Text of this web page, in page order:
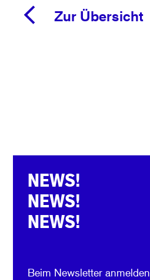
Zur Übersicht
NEWS!
NEWS!
NEWS!
Beim Newsletter anmelden